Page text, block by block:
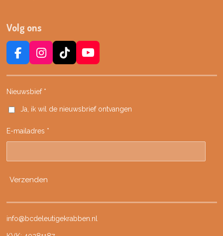
Volg ons
F
c
e
o
k
I
s
t
g
a
m
T
k
k
Y
u
b
Nieuwsbief *
Ja, ik wil de nieuwsbrief ontvangen
E-mailadres *
Verzenden
info@bcdeleutigekrabben.nl